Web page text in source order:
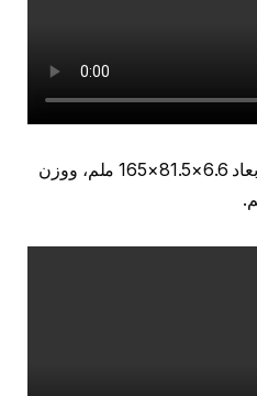
يأتي هاتف هواوي الجديد بأبعاد 6.6×81.5×165 ملم، ووزن